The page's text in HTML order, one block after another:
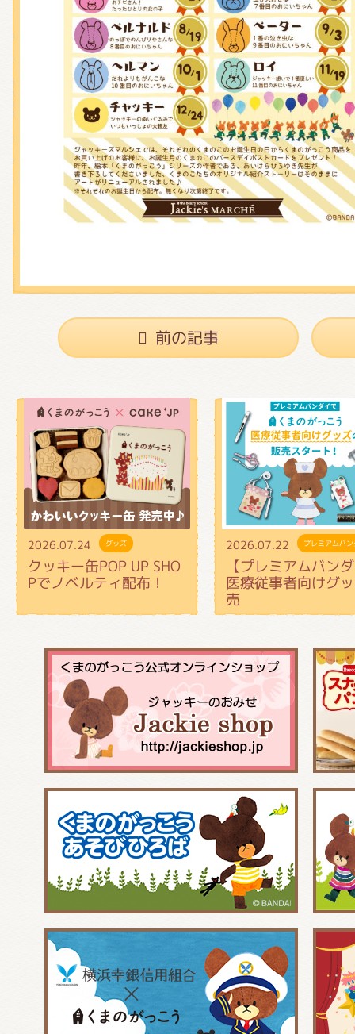
前の記事
2026.07.24 グッズ
クッキー缶POP UP SHO
Pでノベルティ配布！
2026.07.22 プレミアムバ
【プレミアムバン
医療従事者向けグ
売